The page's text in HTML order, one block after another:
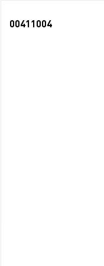
00411004